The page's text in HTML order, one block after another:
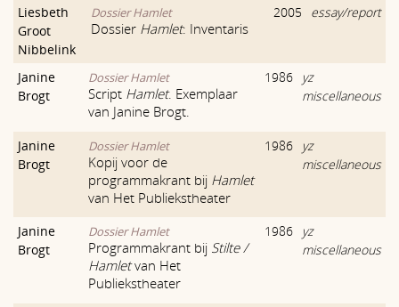
Liesbeth
Groot
Nibbelink
Dossier Hamlet
Dossier Hamlet: Inventaris
2005 essay/report
Janine
Brogt
Dossier Hamlet
Script Hamlet. Exemplaar
van Janine Brogt.
1986
yz
miscellaneous
Janine
Brogt
Dossier Hamlet
Kopij voor de
programmakrant bij Hamlet
van Het Publiekstheater
1986
yz
miscellaneous
Janine
Brogt
Dossier Hamlet
Programmakrant bij Stilte /
Hamletvan Het
Publiekstheater
1986
yz
miscellaneous